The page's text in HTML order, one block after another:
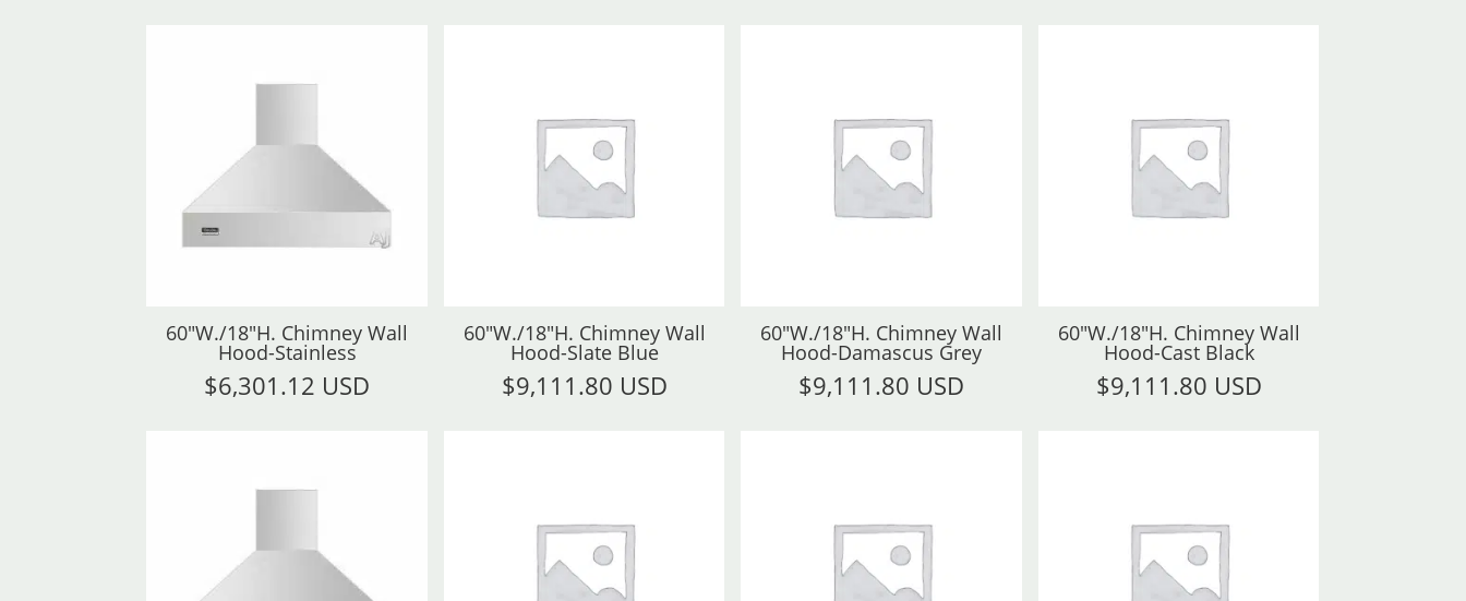
60"W./18"H. Chimney Wall
Hood-Stainless
$6,301.12 USD
60"W./18"H. Chimney Wall
Hood-Slate Blue
$9,111.80 USD
60"W./18"H. Chimney Wall
Hood-Damascus Grey
$9,111.80 USD
60"W./18"H. Chimney Wall
Hood-Cast Black
$9,111.80 USD